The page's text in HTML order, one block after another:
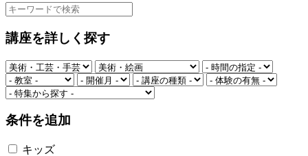
講座を詳しく探す
条件を追加
キッズ